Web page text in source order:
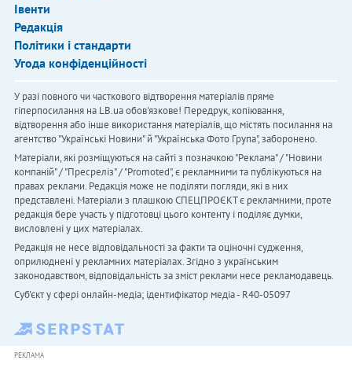
Івенти
Редакція
Політики і стандарти
Угода конфіденційності
У разі повного чи часткового відтворення матеріалів пряме
гіперпосилання на LB.ua обов'язкове! Передрук, копіювання,
відтворення або інше використання матеріалів, що містять посилання на
агентство "Українськi Новини" й "Українська Фото Група", заборонено.
Матеріали, які розміщуються на сайті з позначкою "Реклама" / "Новини
компаній" / "Пресреліз" / "Promoted", є рекламними та публікуються на
правах реклами. Редакція може не поділяти погляди, які в них
представлені. Матеріали з плашкою СПЕЦПРОЄКТ є рекламними, проте
редакція бере участь у підготовці цього контенту і поділяє думки,
висловлені у цих матеріалах.
Редакція не несе відповідальності за факти та оціночні судження,
оприлюднені у рекламних матеріалах. Згідно з українським
законодавством, відповідальність за зміст реклами несе рекламодавець.
Cуб'єкт у сфері онлайн-медіа; ідентифікатор медіа - R40-05097
РЕКЛАМА